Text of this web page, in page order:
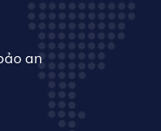
an